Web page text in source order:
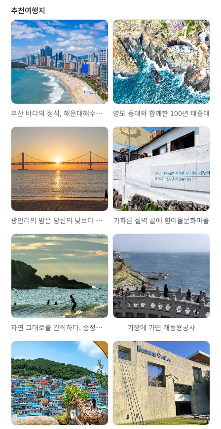
추천여행지
부산 바다의 정석, 해운대해수욕장 영도 등대와 함께한 100년 태종대
광안리의 밤은 당신의 낮보다 아름답다 가파른 절벽 끝에 흰여울문화마을
자연 그대로를 간직하다, 송정해수욕장 기장에 가면 해동용궁사